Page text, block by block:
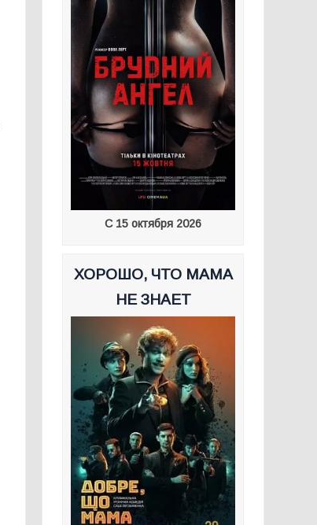
С 15 октября 2026
ХОРОШО, ЧТО МАМА
НЕ ЗНАЕТ